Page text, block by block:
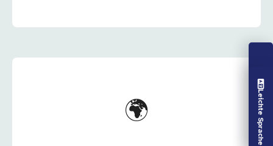
Vorlesen aus
Leichte Sprache aus
🌍